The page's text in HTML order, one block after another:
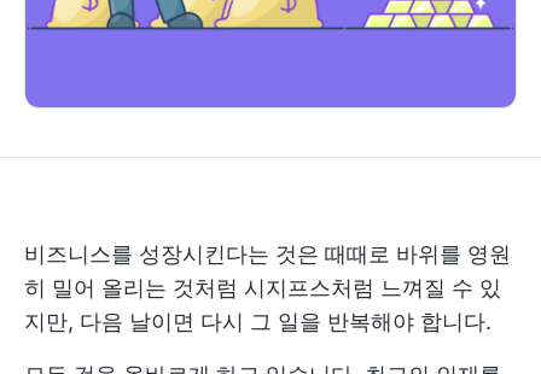
비즈니스를 성장시킨다는 것은 때때로 바위를 영원
히 밀어 올리는 것처럼 시지프스처럼 느껴질 수 있
지만, 다음 날이면 다시 그 일을 반복해야 합니다.